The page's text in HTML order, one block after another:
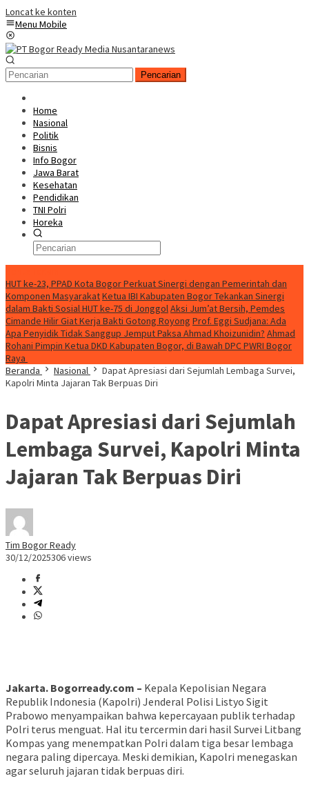
Loncat ke konten
Menu Mobile
Pencarian
Home
Nasional
Politik
Bisnis
Info Bogor
Jawa Barat
Kesehatan
Pendidikan
TNI Polri
Horeka
HUT ke-23, PPAD Kota Bogor Perkuat Sinergi dengan Pemerintah dan
Komponen MasyarakatKetua IBI Kabupaten Bogor Tekankan Sinergi
dalam Bakti Sosial HUT ke-75 di JonggolAksi Jum’at Bersih, Pemdes
Cimande Hilir Giat Kerja Bakti Gotong Royong Prof. Eggi Sudjana: Ada
Apa Penyidik Tidak Sanggup Jemput Paksa Ahmad Khoizunidin? Ahmad
Rohani Pimpin Ketua DKD Kabupaten Bogor, di Bawah DPC PWRI Bogor
Raya
Beranda
Nasional
Dapat Apresiasi dari Sejumlah Lembaga Survei,
Kapolri Minta Jajaran Tak Berpuas Diri
Dapat Apresiasi dari Sejumlah
Lembaga Survei, Kapolri Minta
Jajaran Tak Berpuas Diri
Tim Bogor Ready
30/12/2025306 views
Jakarta. Bogorready.com – Kepala Kepolisian Negara
Republik Indonesia (Kapolri) Jenderal Polisi Listyo Sigit
Prabowo menyampaikan bahwa kepercayaan publik terhadap
Polri terus menguat. Hal itu tercermin dari hasil Survei Litbang
Kompas yang menempatkan Polri dalam tiga besar lembaga
negara paling dipercaya. Meski demikian, Kapolri menegaskan
agar seluruh jajaran tidak berpuas diri.